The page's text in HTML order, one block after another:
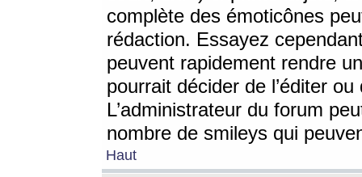
complète des émoticônes
rédaction. Essayez
peuvent rapidement rendre
pourrait décider de l’éditer
L’administrateur du forum
nombre de smileys qui
Haut